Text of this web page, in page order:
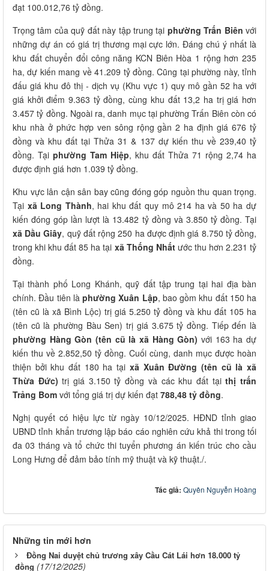
đạt 100.012,76 tỷ đồng.
Trọng tâm của quỹ đất này tập trung tại phường Trấn Biên với
những dự án có giá trị thương mại cực lớn. Đáng chú ý nhất là
khu đất chuyển đổi công năng KCN Biên Hòa 1 rộng hơn 235
ha, dự kiến mang về 41.209 tỷ đồng. Cũng tại phường này, tỉnh
đấu giá khu đô thị - dịch vụ (Khu vực 1) quy mô gần 52 ha với
giá khởi điểm 9.363 tỷ đồng, cùng khu đất 13,2 ha trị giá hơn
3.457 tỷ đồng. Ngoài ra, danh mục tại phường Trấn Biên còn có
khu nhà ở phức hợp ven sông rộng gần 2 ha định giá 676 tỷ
đồng và khu đất tại Thửa 31 & 137 dự kiến thu về 239,40 tỷ
đồng. Tại phường Tam Hiệp, khu đất Thửa 71 rộng 2,74 ha
được định giá hơn 1.039 tỷ đồng.
Khu vực lân cận sân bay cũng đóng góp nguồn thu quan trọng.
Tại xã Long Thành, hai khu đất quy mô 214 ha và 50 ha dự
kiến đóng góp lần lượt là 13.482 tỷ đồng và 3.850 tỷ đồng. Tại
xã Dầu Giây, quỹ đất rộng 250 ha được định giá 8.750 tỷ đồng,
trong khi khu đất 85 ha tại xã Thống Nhất ước thu hơn 2.231 tỷ
đồng.
Tại thành phố Long Khánh, quỹ đất tập trung tại hai địa bàn
chính. Đầu tiên là phường Xuân Lập, bao gồm khu đất 150 ha
(tên cũ là xã Bình Lộc) trị giá 5.250 tỷ đồng và khu đất 105 ha
(tên cũ là phường Bàu Sen) trị giá 3.675 tỷ đồng. Tiếp đến là
phường Hàng Gòn (tên cũ là xã Hàng Gòn) với 163 ha dự
kiến thu về 2.852,50 tỷ đồng. Cuối cùng, danh mục được hoàn
thiện bởi khu đất 180 ha tại xã Xuân Đường (tên cũ là xã
Thừa Đức) trị giá 3.150 tỷ đồng và các khu đất tạithị trấn
Trảng Bom với tổng giá trị dự kiến đạt 788,48 tỷ đồng.
Nghị quyết có hiệu lực từ ngày 10/12/2025. HĐND tỉnh giao
UBND tỉnh khẩn trương lập báo cáo nghiên cứu khả thi trong tối
đa 03 tháng và tổ chức thi tuyển phương án kiến trúc cho cầu
Long Hưng để đảm bảo tính mỹ thuật và kỹ thuật./.
Tác giả: Quyên Nguyễn Hoàng
Những tin mới hơn
Đồng Nai duyệt chủ trương xây Cầu Cát Lái hơn 18.000 tỷ
đồng (17/12/2025)